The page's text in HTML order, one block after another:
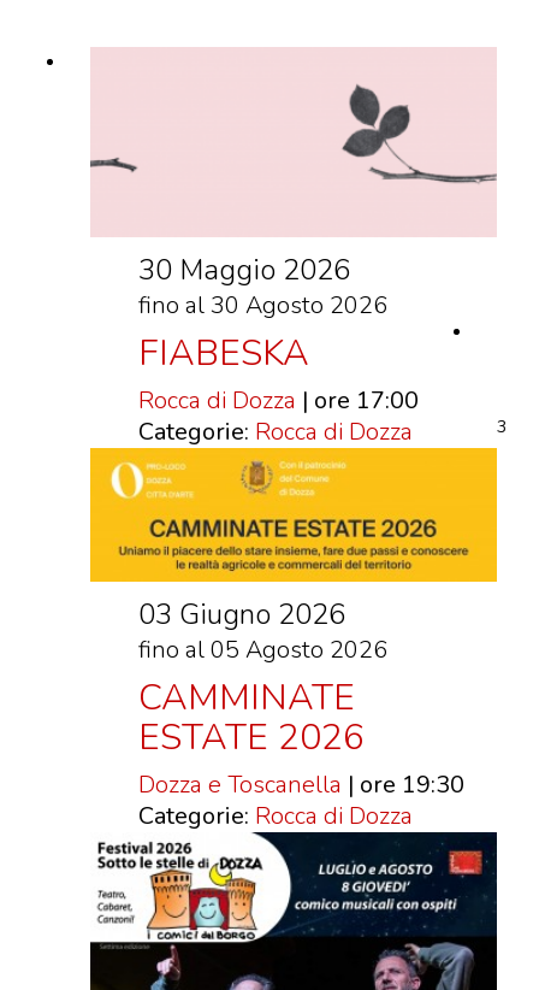
LABORATORI
ARCHIVIO EVENTI
INFORMAZIONE
UFFICIO TURISTICO DI DOZZA
GEMELLO DIGITALE BORGO
DOVE MANGIARE
DOVE DORMIRE
FANTASTIKA
ENOTECA
30 Maggio 2026
fino al 30 Agosto 2026
FIABESKA
Rocca di Dozza | ore 17:00
Categorie: Rocca di Dozza
03 Giugno 2026
fino al 05 Agosto 2026
CAMMINATE
ESTATE 2026
Dozza e Toscanella | ore 19:30
Categorie: Rocca di Dozza
3